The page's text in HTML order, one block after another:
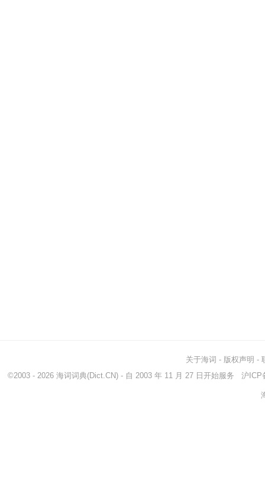
关于海词 - 版权声明 -
©2003 - 2026 海词词典(Dict.CN) - 自 2003 年 11 月 27 日开始服务 沪ICP